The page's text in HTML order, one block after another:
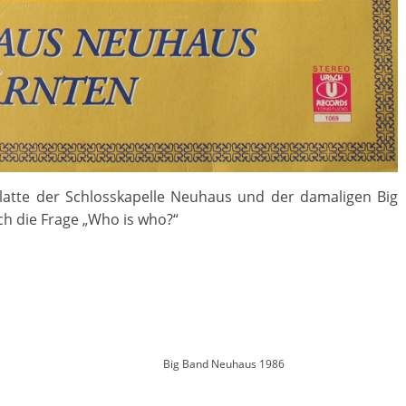
der Schlosskapelle Neuhaus und der damaligen Big
die Frage „Who is who?“
Big Band Neuhaus 1986